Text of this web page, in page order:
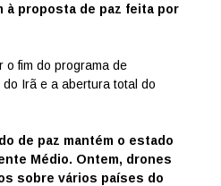
à proposta de paz feita por
o fim do programa de
Irã e a abertura total do
de paz mantém o estado
Médio. Ontem, drones
sobre vários países do